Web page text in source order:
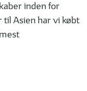
inden for
Asien har vi købt